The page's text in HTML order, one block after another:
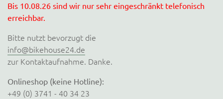
Bis 10.08.26 sind wir nur sehr eingeschränkt telefonisch
erreichbar.
Bitte nutzt bevorzugt die
info@bikehouse24.de
zur Kontaktaufnahme. Danke.
Onlineshop (keine Hotline):
+49 (0) 3741 - 40 34 23